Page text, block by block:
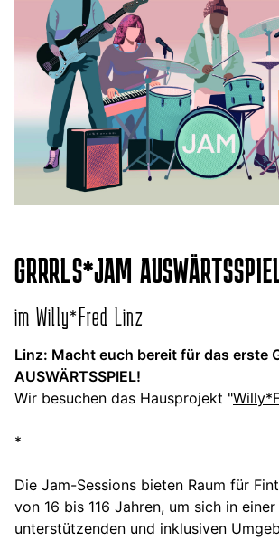
GRRRLS*JAM
im Willy*Fred Linz
Linz: Macht euch bereit für das erste
AUSWÄRTSSPIEL!
Wir besuchen das Hausprojekt "
*
Die Jam-Sessions bieten Raum für
von 16 bis 116 Jahren, um sich in einer
unterstützenden und inklusiven